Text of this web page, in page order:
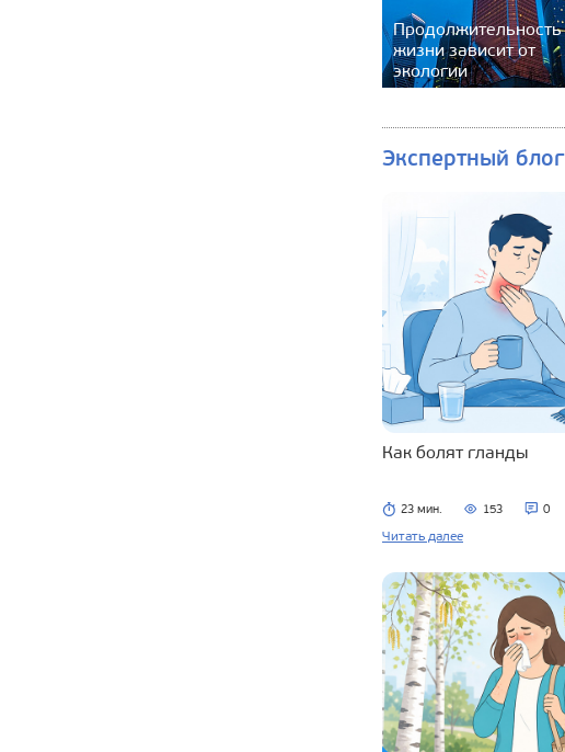
Продолжительность
жизни зависит от
экологии
Экспертный блог
Как болят гланды
23 мин. 153 0
Читать далее